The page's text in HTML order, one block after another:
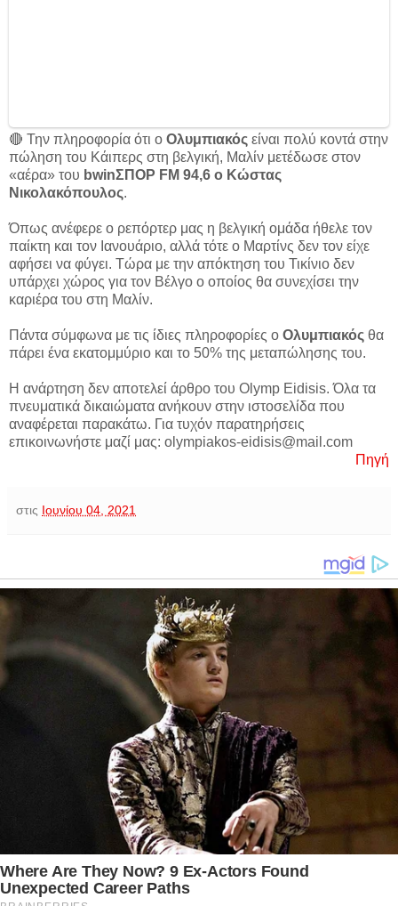
🔴 Την πληροφορία ότι ο Ολυμπιακός είναι πολύ κοντά στην
πώληση του Κάιπερς στη βελγική, Μαλίν μετέδωσε στον
«αέρα» του bwinΣΠΟΡ FM 94,6 ο Κώστας
Νικολακόπουλος.
Όπως ανέφερε ο ρεπόρτερ μας η βελγική ομάδα ήθελε τον
παίκτη και τον Ιανουάριο, αλλά τότε ο Μαρτίνς δεν τον είχε
αφήσει να φύγει. Τώρα με την απόκτηση του Τικίνιο δεν
υπάρχει χώρος για τον Βέλγο ο οποίος θα συνεχίσει την
καριέρα του στη Μαλίν.
Πάντα σύμφωνα με τις ίδιες πληροφορίες ο Ολυμπιακός θα
πάρει ένα εκατομμύριο και το 50% της μεταπώλησης του.
Η ανάρτηση δεν αποτελεί άρθρο του Olymp Eidisis. Όλα τα
πνευματικά δικαιώματα ανήκουν στην ιστοσελίδα που
αναφέρεται παρακάτω. Για τυχόν παρατηρήσεις
επικοινωνήστε μαζί μας: olympiakos-eidisis@mail.com
Πηγή
στις Ιουνίου 04, 2021